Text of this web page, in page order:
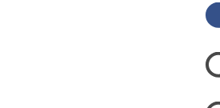
WANDBELÄGE